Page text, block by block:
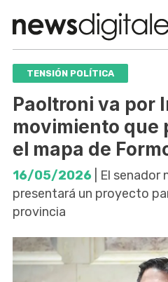
TENSIÓN POLÍTICA
Paoltroni va por
movimiento que
el mapa de
16/05/2026 | El
presentará un proyecto
provincia